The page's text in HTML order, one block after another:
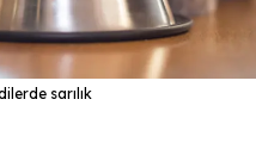
sarılık